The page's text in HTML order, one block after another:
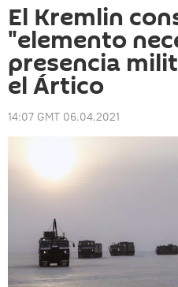
El Kremlin
"elemento
presencia
el Ártico
14:07 GMT 06.04.2021